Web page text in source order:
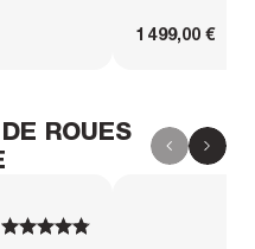
1 499,00 €
ROUES
1 2 3 4 5
1 2 3 4 5